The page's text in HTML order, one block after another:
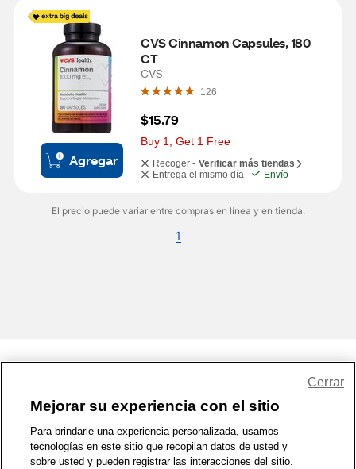
Agregar
CVS Cinnamon Capsules, 180
CT
CVS
126
$15.79
Buy 1, Get 1 Free
Recoger - Verificar más tiendas
Entrega el mismo día
Envío
El precio puede variar entre compras en línea y en tienda.
1
1-800-679-9691 | Contáctenos | Términos de Uso | Accesibilidad
Política de Privacidad | WA Privacy Policy | Mapa del sitio
Mejorar su experiencia con el sitio
Para brindarle una experiencia personalizada, usamos
tecnologías en este sitio que recopilan datos de usted y
sobre usted y pueden registrar las interacciones del sitio.
Cerrar